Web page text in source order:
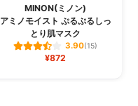
MINON(ミノン)
アミノモイスト ぷるぷるしっ
とり肌マスク
3.90(15)
¥872